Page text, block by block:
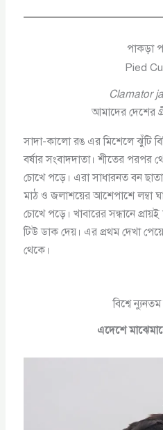
পাকড়া
Pied
Clamator
আমাদের দেশের
সাদা-কালো রঙ এর মিশেলে ঝুঁটি
বর্ষার সংবাদদাতা। শীতের পরপর
চোখে পড়ে। এরা সাধারনত বন
মাঠ ও জলাশয়ের আশেপাশে লম্বা
চোখে পড়ে। খাবারের সন্ধানে
টিউ ডাক দেয়। এর প্রথম দেখা
থেকে।
বিশ্বে ন্যুনতম
এদেশে